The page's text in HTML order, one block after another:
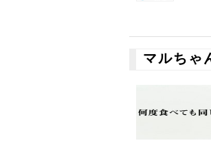
マルちゃ